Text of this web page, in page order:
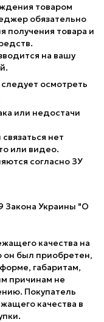
товаром
обязательно
получения товара и
на вашу
осмотреть
или недостачи
связаться нет
или видео.
согласно ЗУ
Закона Украины "О
качества на
он был приобретен,
габаритам,
причинам не
Покупатель
качества в